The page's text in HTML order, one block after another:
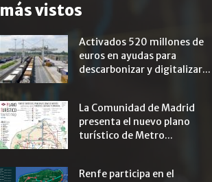
más vistos
Activados 520 millones de
euros en ayudas para
descarbonizar y digitalizar...
La Comunidad de Madrid
presenta el nuevo plano
turístico de Metro...
Renfe participa en el